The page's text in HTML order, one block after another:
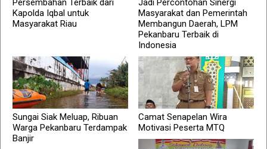
Persembahan Terbaik dari
Kapolda Iqbal untuk
Masyarakat Riau
Jadi Percontohan Sinergi
Masyarakat dan Pemerintah
Membangun Daerah, LPM
Pekanbaru Terbaik di
Indonesia
Sungai Siak Meluap, Ribuan
Warga Pekanbaru Terdampak
Banjir
Camat Senapelan Wira
Motivasi Peserta MTQ